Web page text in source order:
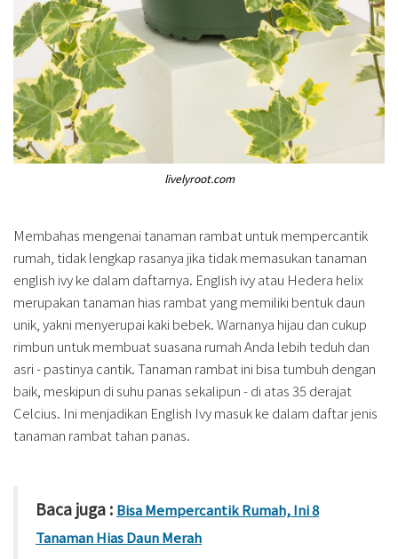
livelyroot.com
Membahas mengenai tanaman rambat untuk mempercantik
rumah, tidak lengkap rasanya jika tidak memasukan tanaman
english ivy ke dalam daftarnya. English ivy atau Hedera helix
merupakan tanaman hias rambat yang memiliki bentuk daun
unik, yakni menyerupai kaki bebek. Warnanya hijau dan cukup
rimbun untuk membuat suasana rumah Anda lebih teduh dan
asri - pastinya cantik. Tanaman rambat ini bisa tumbuh dengan
baik, meskipun di suhu panas sekalipun - di atas 35 derajat
Celcius. Ini menjadikan English Ivy masuk ke dalam daftar jenis
tanaman rambat tahan panas.
Baca juga : Bisa Mempercantik Rumah, Ini 8
Tanaman Hias Daun Merah